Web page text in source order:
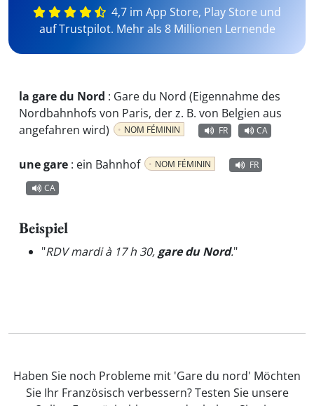
4,7 im App Store, Play Store und
auf Trustpilot. Mehr als 8 Millionen Lernende
la gare du Nord : Gare du Nord (Eigennahme des
Nordbahnhofs von Paris, der z. B. von Belgien aus
angefahren wird)
NOM FÉMININ FR CA
une gare : ein Bahnhof NOM FÉMININ
FR
CA
Beispiel
"RDV mardi à 17 h 30, gare du Nord."
Haben Sie noch Probleme mit 'Gare du nord' Möchten
Sie Ihr Französisch verbessern? Testen Sie unsere